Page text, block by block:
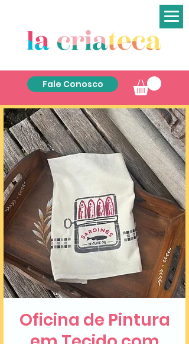
Fale Conosco
Oficina de Pintura